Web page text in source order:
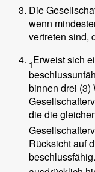
Die
wenn
vertreten sind,
1Erweist sich
binnen drei (3)
die die
Rücksicht auf
beschlussfähig.